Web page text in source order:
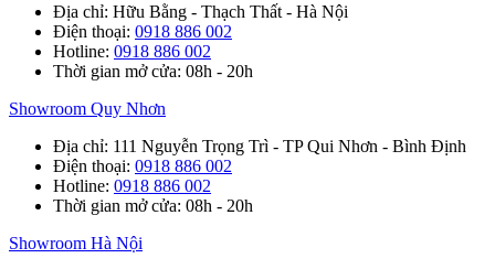
Địa chỉ: Hữu Bằng - Thạch Thất - Hà Nội
Điện thoại: 0918 886 002
Hotline: 0918 886 002
Thời gian mở cửa: 08h - 20h
Showroom Quy Nhơn
Địa chỉ: 111 Nguyễn Trọng Trì - TP Qui Nhơn - Bình Định
Điện thoại: 0918 886 002
Hotline: 0918 886 002
Thời gian mở cửa: 08h - 20h
Showroom Hà Nội